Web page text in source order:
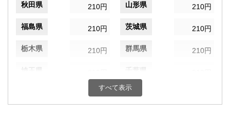
秋田県 210円 山形県 210円
福島県 210円 茨城県 210円
栃木県 210円 群馬県 210円
埼玉県 千葉県
210円 神奈川県
すべて表示